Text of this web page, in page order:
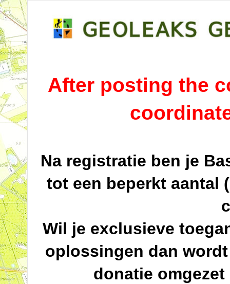
After posting the
Na registratie ben je
tot een beperkt aantal
Wil je exclusieve
oplossingen dan
donatie omgezet